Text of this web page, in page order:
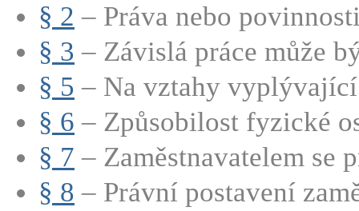
§ 2 – Práva nebo
§ 3 – Závislá práce může
§ 5 – Na vztahy
§ 6 – Způsobilost fyzické
§ 7 – Zaměstnavatelem se
§ 8 – Právní postavení